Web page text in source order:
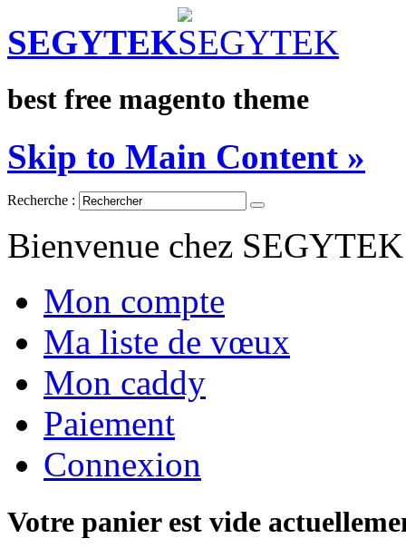
SEGYTEK
best free magento theme
Skip to Main Content »
Recherche :
Bienvenue chez
Mon compte
Ma liste de vœux
Mon caddy
Paiement
Connexion
Votre panier est vide